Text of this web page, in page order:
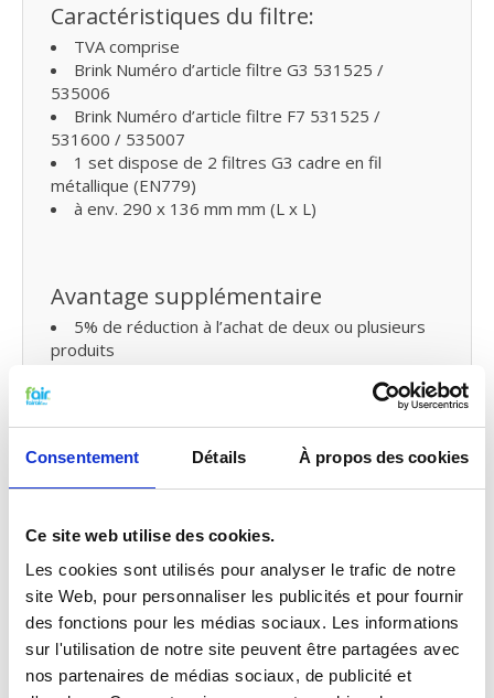
Consentement Détails À propos des cookies
Ce site web utilise des cookies.
Les cookies sont utilisés pour analyser le trafic de notre
site Web, pour personnaliser les publicités et pour fournir
des fonctions pour les médias sociaux. Les informations
sur l'utilisation de notre site peuvent être partagées avec
nos partenaires de médias sociaux, de publicité et
Caractéristiques du filtre:
TVA comprise
Brink Numéro d’article filtre G3 531525 /
535006
Brink Numéro d’article filtre F7 531525 /
531600 / 535007
1 set dispose de 2 filtres G3 cadre en fil
métallique (EN779)
à env. 290 x 136 mm mm (L x L)
Avantage supplémentaire
5% de réduction à l’achat de deux ou plusieurs
produits
Remplacer les filtres pour ventilation
mécanique controlee (VMC) double
Vous pouvez facilement remplacer et remettre les
filtres VMC de fairair pour Brink vous-même dans
votre ventilation mécanique avec récupération de
chaleur. Consultez
notre manuelpour remplacer
votre filtre pour ventilation mécanique avec
récupération de chaleur. Vous pouvez également
faire unpetit entretien vous-mêmeen traitant